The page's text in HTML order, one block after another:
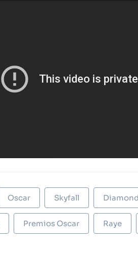
Oscar Skyfall
Premios Oscar Raye